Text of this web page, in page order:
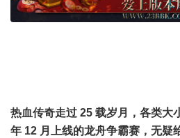
热血传奇走过 25 载岁月，各类大
年 12 月上线的龙舟争霸赛，无疑